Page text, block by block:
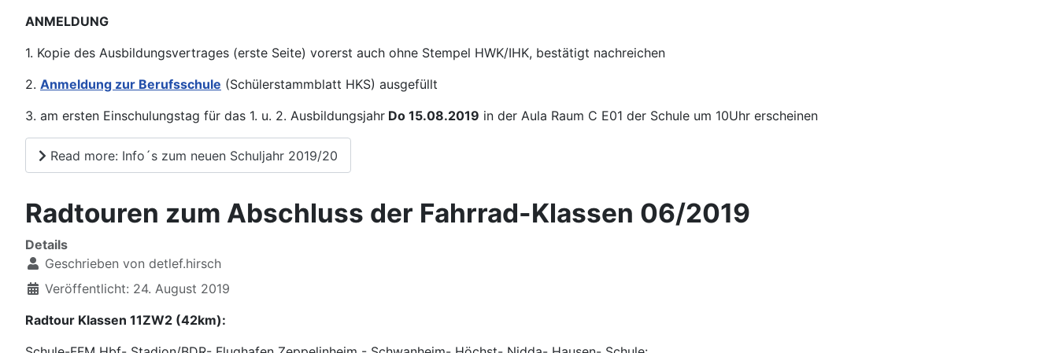
ANMELDUNG
1. Kopie des Ausbildungsvertrages (erste Seite) vorerst auch ohne Stempel HWK/IHK, bestätigt nachreichen
2. Anmeldung zur Berufsschule (Schülerstammblatt HKS) ausgefüllt
3. am ersten Einschulungstag für das 1. u. 2. Ausbildungsjahr Do 15.08.2019 in der Aula Raum C E01 der Schule um 10Uhr erscheinen
Read more: Info´s zum neuen Schuljahr 2019/20
Radtouren zum Abschluss der Fahrrad-Klassen 06/2019
Details
Geschrieben von detlef.hirsch
Veröffentlicht: 24. August 2019
Radtour Klassen 11ZW2 (42km):